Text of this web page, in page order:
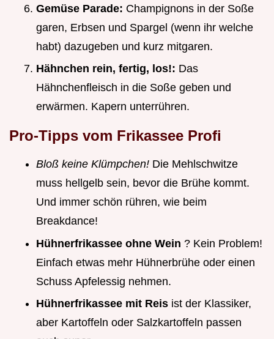
Gemüse Parade: Champignons in der Soße
garen, Erbsen und Spargel (wenn ihr welche
habt) dazugeben und kurz mitgaren.
Hähnchen rein, fertig, los!: Das
Hähnchenfleisch in die Soße geben und
erwärmen. Kapern unterrühren.
Pro-Tipps vom Frikassee Profi
Bloß keine Klümpchen! Die Mehlschwitze
muss hellgelb sein, bevor die Brühe kommt.
Und immer schön rühren, wie beim
Breakdance!
Hühnerfrikassee ohne Wein ? Kein Problem!
Einfach etwas mehr Hühnerbrühe oder einen
Schuss Apfelessig nehmen.
Hühnerfrikassee mit Reis ist der Klassiker,
aber Kartoffeln oder Salzkartoffeln passen